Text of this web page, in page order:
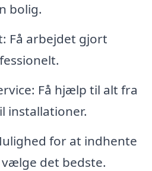
bolig.
Få arbejdet gjort
Få hjælp til alt fra
installationer.
for at indhente
det bedste.